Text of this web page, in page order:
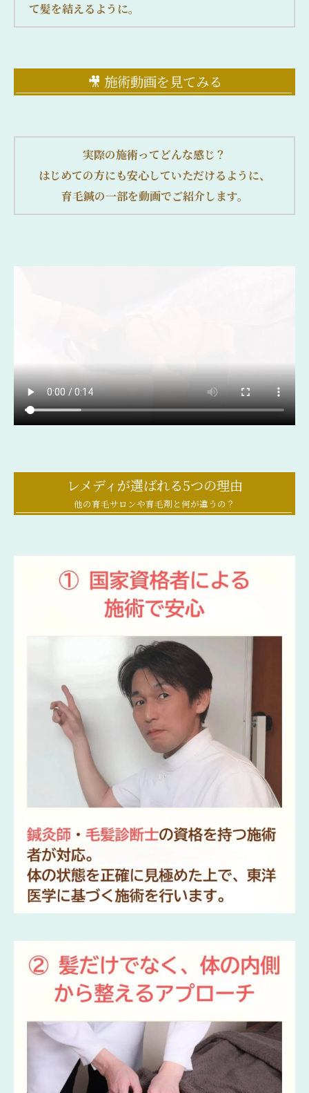
て髪を結えるように。
🎥 施術動画を見てみる
実際の施術ってどんな感じ？
はじめての方にも安心していただけるように、
育毛鍼の一部を動画でご紹介します。
レメディが選ばれる5つの理由
他の育毛サロンや育毛剤と何が違うの？